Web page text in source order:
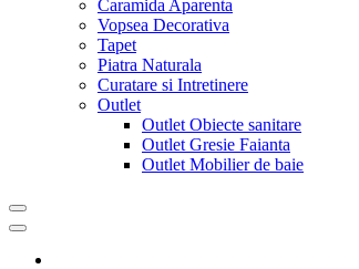
Caramida Aparenta
Vopsea Decorativa
Tapet
Piatra Naturala
Curatare si Intretinere
Outlet
Outlet Obiecte sanitare
Outlet Gresie Faianta
Outlet Mobilier de baie